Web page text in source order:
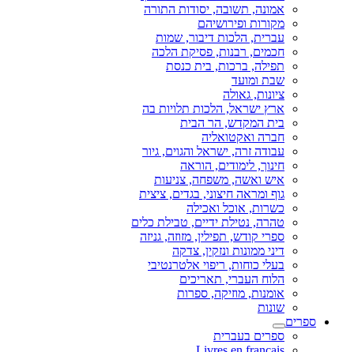
אמונה, תשובה, יסודות התורה
מקורות ופירושיהם
עברית, הלכות דיבור, שמות
חכמים, רבנות, פסיקת הלכה
תפילה, ברכות, בית כנסת
שבת ומועד
ציונות, גאולה
ארץ ישראל, הלכות תלויות בה
בית המקדש, הר הבית
חברה ואקטואליה
עבודה זרה, ישראל והגוים, גיור
חינוך, לימודים, הוראה
איש ואשה, משפחה, צניעות
גוף ומראה חיצוני, בגדים, ציצית
כשרות, אוכל ואכילה
טהרה, נטילת ידיים, טבילת כלים
ספרי קודש, תפילין, מזוזה, גניזה
דיני ממונות ונזקין, צדקה
בעלי כוחות, ריפוי אלטרנטיבי
הלוח העברי, תאריכים
אומנות, מוזיקה, ספרות
שונות
ספרים
ספרים בעברית